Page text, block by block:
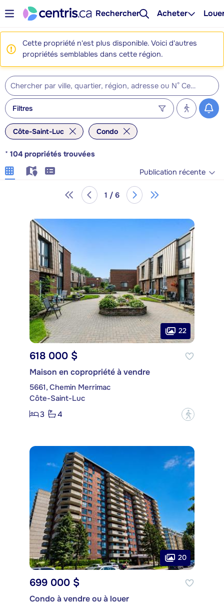
Rechercher Acheter
Cette propriété n'est plus disponible. Voici d'autres
propriétés semblables dans cette région.
Filtres
Côte-Saint-Luc Condo
* 104 propriétés trouvées
Publication récente
1 / 6
22
618 000 $
Maison en copropriété à vendre
5661, Chemin Merrimac
Côte-Saint-Luc
3
4 ?
20
699 000 $
Condo à vendre ou à louer